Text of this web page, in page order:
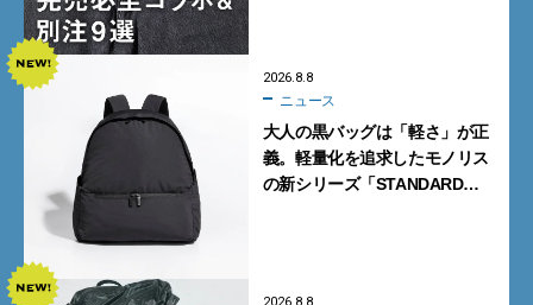
2026.8.8
ニュース
大人の黒バッグは「軽さ」が正
義。軽量化を追求したモノリス
の新シリーズ「STANDARD
2026.8.8